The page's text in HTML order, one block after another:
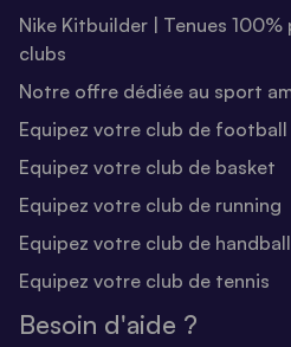
Nike Kitbuilder | Tenues
clubs
Notre offre dédiée au sport
Equipez votre club de football
Equipez votre club de basket
Equipez votre club de running
Equipez votre club de handball
Equipez votre club de tennis
Besoin d'aide ?